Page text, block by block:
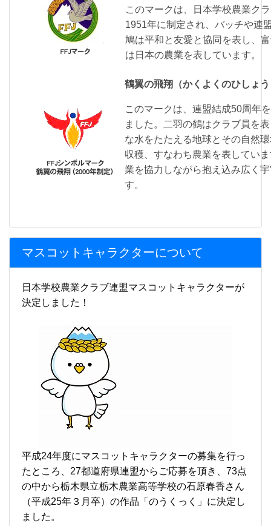
このマークは、日本学校農業ク
1951年に制定され、バッチや連
鳩は平和と友愛と協同を表し、
は日本の農業を表しています。
鶴翼の飛翔（かくよくのひしょ
このマークは、連盟結成50周年
ました。二羽の鶴はクラブ員を
な水をたたえる地球とその自然
収穫、すなわち農業を表してい
業を協力しながら抱え込み広く
す。
マスコットキャラクターについて
日本学校農業クラブ連盟マスコットキャラクターが
決定しました！
平成24年度にマスコットキャラクターの募集を行っ
たところ、27都道府県連盟からご応募を頂き、73点
の中から栃木県立栃木農業高等学校の石原春香さん
（平成25年３月卒）の作品「のうくっく」に決定し
ました。